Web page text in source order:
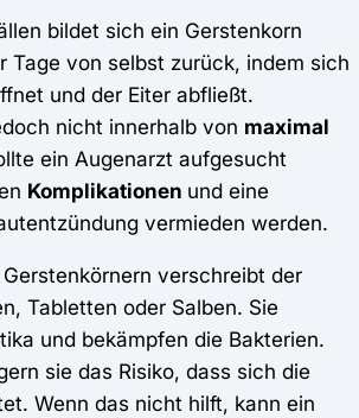
bildet sich ein Gerstenkorn
Tage von selbst zurück, indem sich
und der Eiter abfließt.
nicht innerhalb von maximal
ein Augenarzt aufgesucht
Komplikationen und eine
vermieden werden.
verschreibt der
Tabletten oder Salben. Sie
und bekämpfen die Bakterien.
sie das Risiko, dass sich die
Wenn das nicht hilft, kann ein